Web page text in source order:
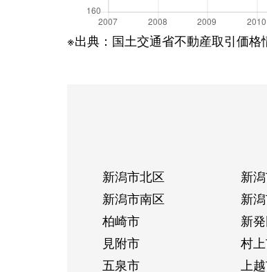
※出典：国土交通省不動産取引価格
新潟市北区 新
新潟市南区
新
柏崎市
新
見附市
村
五泉市
上